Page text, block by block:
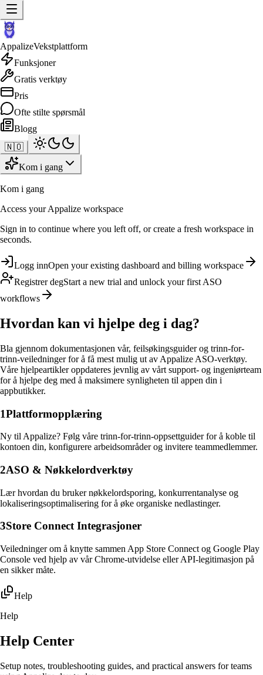
AppalizeVekstplattform
Funksjoner
Gratis verktøy
Pris
Ofte stilte spørsmål
Blogg
🇳🇴
Kom i gang
Kom i gang
Access your Appalize workspace
Sign in to continue where you left off, or create a fresh workspace in
seconds.
Logg innOpen your existing dashboard and billing workspace
Registrer degStart a new trial and unlock your first ASO
workflows
Hvordan kan vi hjelpe deg i dag?
Bla gjennom dokumentasjonen vår, feilsøkingsguider og trinn-for-
trinn-veiledninger for å få mest mulig ut av Appalize ASO-verktøy.
Våre hjelpeartikler oppdateres jevnlig av vårt support- og ingeniørteam
for å hjelpe deg med å maksimere synligheten til appen din i
appbutikker.
1Plattformopplæring
Ny til Appalize? Følg våre trinn-for-trinn-oppsettguider for å koble til
kontoen din, konfigurere arbeidsområder og invitere teammedlemmer.
2ASO & Nøkkelordverktøy
Lær hvordan du bruker nøkkelordsporing, konkurrentanalyse og
lokaliseringsoptimalisering for å øke organiske nedlastinger.
3Store Connect Integrasjoner
Veiledninger om å knytte sammen App Store Connect og Google Play
Console ved hjelp av vår Chrome-utvidelse eller API-legitimasjon på
en sikker måte.
Help
Help
Help Center
Setup notes, troubleshooting guides, and practical answers for teams